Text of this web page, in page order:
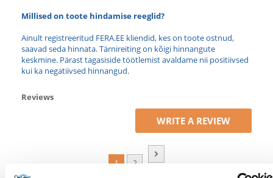
Millised on toote hindamise reeglid?
Ainult registreeritud FERA.EE kliendid, kes on toote ostnud,
saavad seda hinnata. Tärnireiting on kõigi hinnangute
keskmine. Pärast tagasiside töötlemist avaldame nii positiivsed
kui ka negatiivsed hinnangud.
Reviews
WRITE A REVIEW
1 2